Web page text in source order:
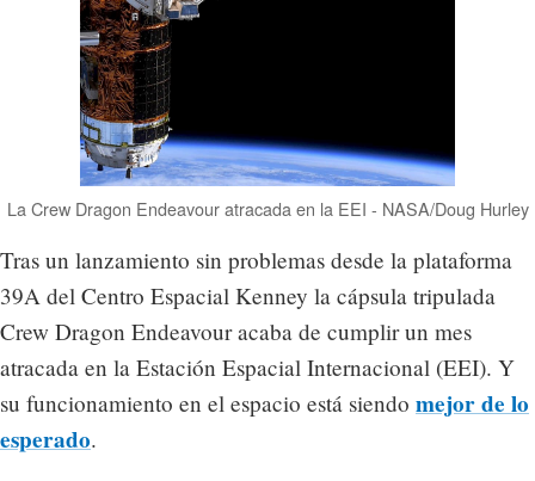
La Crew Dragon Endeavour atracada en la EEI - NASA/Doug Hurley
Tras un lanzamiento sin problemas desde la plataforma
39A del Centro Espacial Kenney la cápsula tripulada
Crew Dragon Endeavour acaba de cumplir un mes
atracada en la Estación Espacial Internacional (EEI). Y
su funcionamiento en el espacio está siendo mejor de lo
esperado.